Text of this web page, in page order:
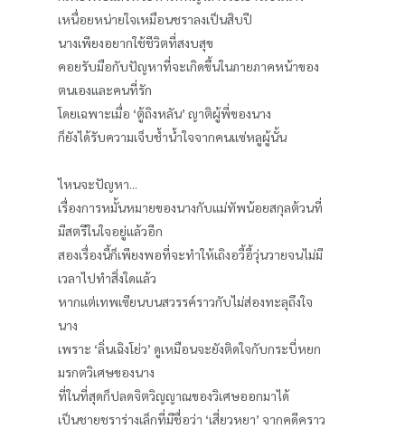
เหนื่อยหน่ายใจเหมือนชราลงเป็นสิบปี
นางเพียงอยากใช้ชีวิตที่สงบสุข
คอยรับมือกับปัญหาที่จะเกิดขึ้นในภายภาคหน้าของ
ตนเองและคนที่รัก
โดยเฉพาะเมื่อ ‘ตู้ถิงหลัน’ ญาติผู้พี่ของนาง
ก็ยังได้รับความเจ็บช้ำน้ำใจจากคนแซ่หลูผู้นั้น
ไหนจะปัญหา...
เรื่องการหมั้นหมายของนางกับแม่ทัพน้อยสกุลต้วนที่
มีสตรีในใจอยู่แล้วอีก
สองเรื่องนี้ก็เพียงพอที่จะทำให้เถิงอวี้อี้วุ่นวายจนไม่มี
เวลาไปทำสิ่งใดแล้ว
หากแต่เทพเซียนบนสวรรค์ราวกับไม่ส่องทะลุถึงใจ
นาง
เพราะ ‘ลิ่นเฉิงโย่ว’ ดูเหมือนจะยังติดใจกับกระบี่หยก
มรกตวิเศษของนาง
ที่ในที่สุดก็ปลดจิตวิญญาณของวิเศษออกมาได้
เป็นชายชราร่างเล็กที่มีชื่อว่า ‘เสี่ยวหยา’ จากคดีคราว